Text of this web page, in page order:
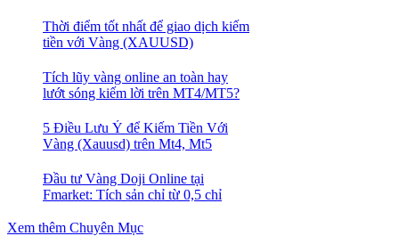
Thời điểm tốt nhất để giao dịch kiếm
tiền với Vàng (XAUUSD)
Tích lũy vàng online an toàn hay
lướt sóng kiếm lời trên MT4/MT5?
5 Điều Lưu Ý để Kiếm Tiền Với
Vàng (Xauusd) trên Mt4, Mt5
Đầu tư Vàng Doji Online tại
Fmarket: Tích sản chỉ từ 0,5 chỉ
Xem thêm Chuyên Mục